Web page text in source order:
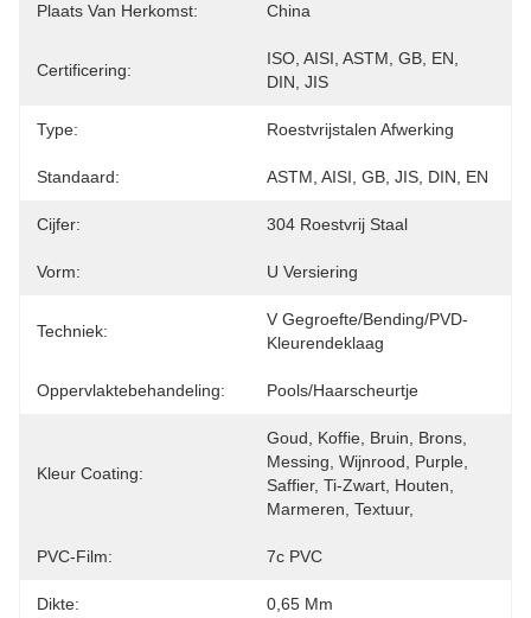
Plaats Van Herkomst: China
Certificering:
ISO, AISI, ASTM, GB, EN,
DIN, JIS
Type: Roestvrijstalen Afwerking
Standaard: ASTM, AISI, GB, JIS, DIN, EN
Cijfer: 304 Roestvrij Staal
Vorm: U Versiering
Techniek:
V Gegroefte/Bending/PVD-
Kleurendeklaag
Oppervlaktebehandeling: Pools/Haarscheurtje
Kleur Coating:
Goud, Koffie, Bruin, Brons,
Messing, Wijnrood, Purple,
Saffier, Ti-Zwart, Houten,
Marmeren, Textuur,
PVC-Film: 7c PVC
Dikte: 0,65 Mm